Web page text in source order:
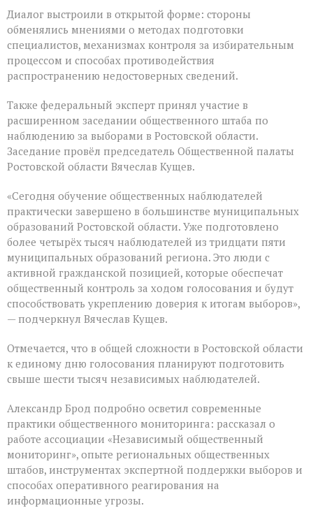
Диалог выстроили в открытой форме: стороны
обменялись мнениями о методах подготовки
специалистов, механизмах контроля за избирательным
процессом и способах противодействия
распространению недостоверных сведений.
Также федеральный эксперт принял участие в
расширенном заседании общественного штаба по
наблюдению за выборами в Ростовской области.
Заседание провёл председатель Общественной палаты
Ростовской области Вячеслав Кущев.
«Сегодня обучение общественных наблюдателей
практически завершено в большинстве муниципальных
образований Ростовской области. Уже подготовлено
более четырёх тысяч наблюдателей из тридцати пяти
муниципальных образований региона. Это люди с
активной гражданской позицией, которые обеспечат
общественный контроль за ходом голосования и будут
способствовать укреплению доверия к итогам выборов»,
— подчеркнул Вячеслав Кущев.
Отмечается, что в общей сложности в Ростовской области
к единому дню голосования планируют подготовить
свыше шести тысяч независимых наблюдателей.
Александр Брод подробно осветил современные
практики общественного мониторинга: рассказал о
работе ассоциации «Независимый общественный
мониторинг», опыте региональных общественных
штабов, инструментах экспертной поддержки выборов и
способах оперативного реагирования на
информационные угрозы.